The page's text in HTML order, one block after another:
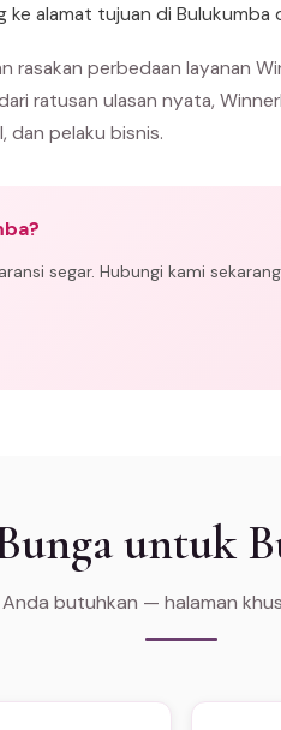
ke alamat tujuan di Bulukumba
rasakan perbedaan layanan
ratusan ulasan nyata,
dan pelaku bisnis.
segar. Hubungi kami
untuk
butuhkan — halaman